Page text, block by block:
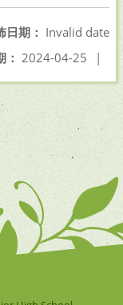
日期： Invalid date
2024-04-25 |